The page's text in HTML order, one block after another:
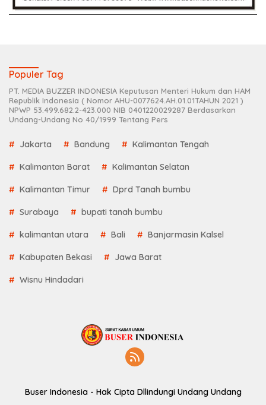
Populer Tag
PT. MEDIA BUZZER INDONESIA Keputusan Menteri Hukum dan HAM
Republik Indonesia ( Nomor AHU-0077624.AH.01.01TAHUN 2021 )
NPWP 53.499.682.2-423.000 NIB 0401220029287 Berdasarkan
Undang-Undang No 40/1999 Tentang Pers
Jakarta Bandung Kalimantan Tengah
Kalimantan Barat Kalimantan Selatan
Kalimantan Timur Dprd Tanah bumbu
Surabaya bupati tanah bumbu
kalimantan utara Bali Banjarmasin Kalsel
Kabupaten Bekasi Jawa Barat
Wisnu Hindadari
Buser Indonesia - Hak Cipta Dllindungi Undang Undang